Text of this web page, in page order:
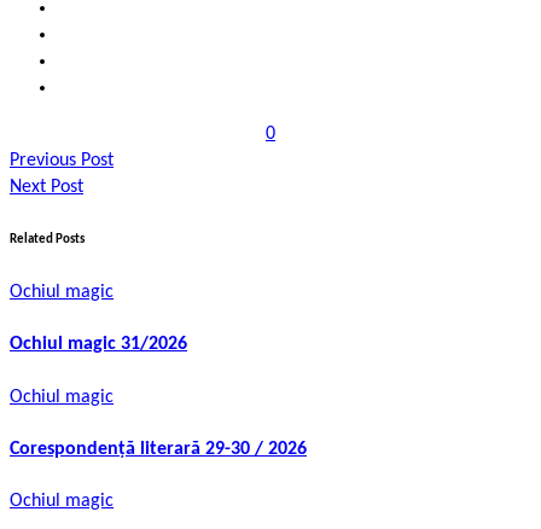
0
Previous Post
Next Post
Related Posts
Ochiul magic
Ochiul magic 31/2026
Ochiul magic
Corespondență literară 29-30 / 2026
Ochiul magic